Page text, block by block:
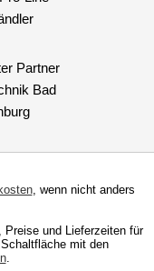
, wenn nicht anders
Preise und Lieferzeiten für
mit den
.